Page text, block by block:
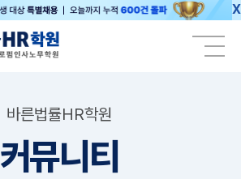
X
바른법률HR학원
커뮤니티